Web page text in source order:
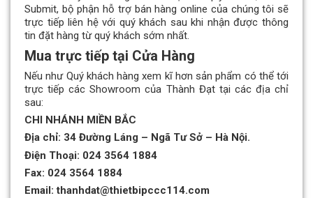
Submit, bộ phận hỗ trợ bán hàng online của chúng tôi sẽ
trực tiếp liên hệ với quý khách sau khi nhận được thông
tin đặt hàng từ quý khách sớm nhất.
Mua trực tiếp tại Cửa Hàng
Nếu như Quý khách hàng xem kĩ hơn sản phẩm có thể tới
trực tiếp các Showroom của Thành Đạt tại các địa chỉ
sau:
CHI NHÁNH MIỀN BẮC
Địa chỉ: 34 Đường Láng – Ngã Tư Sở – Hà Nội.
Điện Thoại: 024 3564 1884
Fax: 024 3564 1884
Email: thanhdat@thietbipccc114.com